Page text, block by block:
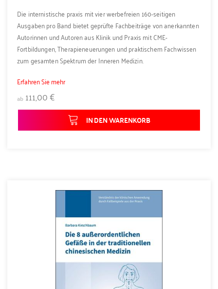
Die internistische praxis mit vier werbefreien 160-seitigen
Ausgaben pro Band bietet geprüfte Fachbeiträge von anerkannten
Autorinnen und Autoren aus Klinik und Praxis mit CME-
Fortbildungen, Therapieneuerungen und praktischem Fachwissen
zum gesamten Spektrum der Inneren Medizin.
Erfahren Sie mehr
ab 111,00 €
IN DEN WARENKORB